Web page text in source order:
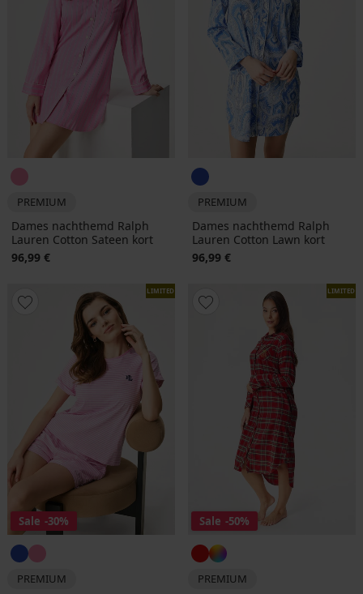
PREMIUM
Dames nachthemd Ralph
Lauren Cotton Sateen kort
96,99 €
PREMIUM
Dames nachthemd Ralph
Lauren Cotton Lawn kort
96,99 €
LIMITED
Sale -30%
PREMIUM
LIMITED
Sale -50%
PREMIUM